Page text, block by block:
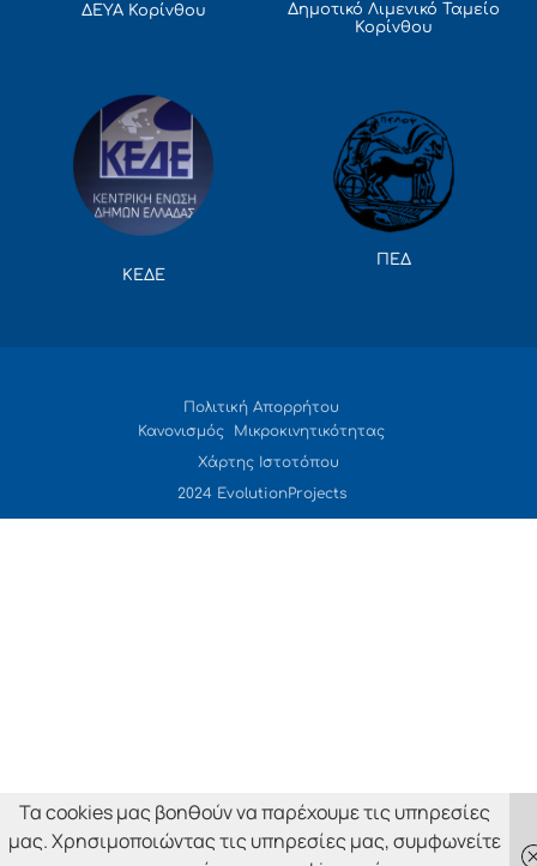
ΔΕΥΑ Κορίνθου
Δημοτικό Λιμενικό Ταμείο
Κορίνθου
ΚΕΔΕ
ΠΕΔ
Πολιτική Απορρήτου
Κανονισμός Μικροκινητικότητας
Χάρτης Ιστοτόπου
2024 EvolutionProjects
Τα cookies μας βοηθούν να παρέχουμε τις υπηρεσίες
μας. Χρησιμοποιώντας τις υπηρεσίες μας, συμφωνείτε